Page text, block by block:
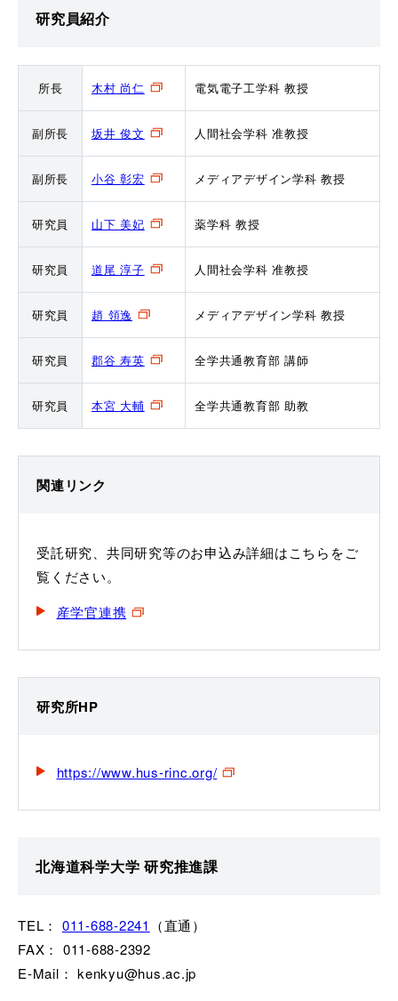
研究員紹介
所長 木村 尚仁 電気電子工学科 教授
副所長 坂井 俊文 人間社会学科 准教授
副所長 小谷 彰宏 メディアデザイン学科 教授
研究員 山下 美妃 薬学科 教授
研究員 道尾 淳子 人間社会学科 准教授
研究員 趙 領逸 メディアデザイン学科 教授
研究員 郡谷 寿英 全学共通教育部 講師
研究員 本宮 大輔 全学共通教育部 助教
関連リンク
受託研究、共同研究等のお申込み詳細はこちらをご
覧ください。
産学官連携
研究所HP
https://www.hus-rinc.org/
北海道科学大学 研究推進課
TEL： 011-688-2241 （直通）
FAX： 011-688-2392
E-Mail： kenkyu@hus.ac.jp